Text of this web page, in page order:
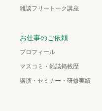
雑談フリートーク講座
お仕事のご依頼
プロフィール
マスコミ・雑誌掲載歴
講演・セミナー・研修実績